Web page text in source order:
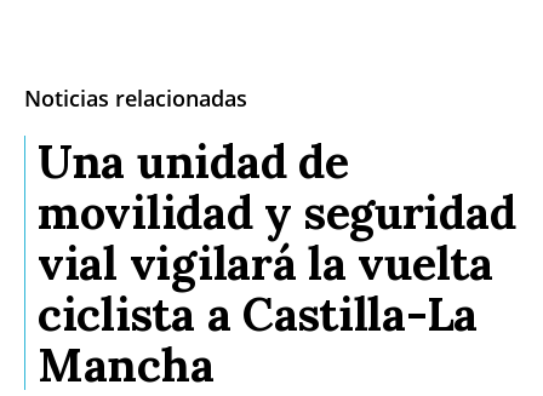
Noticias relacionadas
Una unidad de
movilidad y seguridad
vial vigilará la vuelta
ciclista a Castilla-La
Mancha